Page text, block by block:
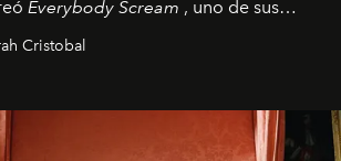
Everybody Scream , uno de sus
hasta la fecha.
Cristobal